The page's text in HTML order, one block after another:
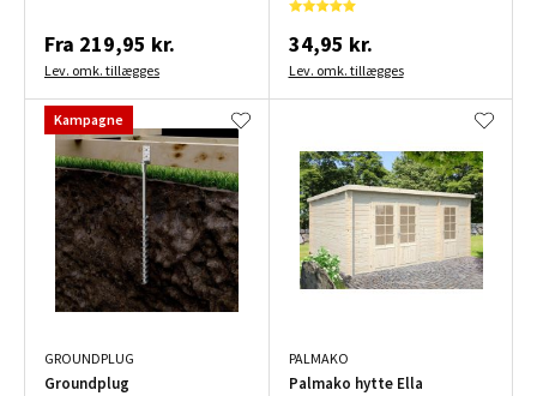
Fra 219,95 kr.
Lev. omk. tillægges
34,95 kr.
Lev. omk. tillægges
Kampagne
GROUNDPLUG
Groundplug
PALMAKO
Palmako hytte Ella